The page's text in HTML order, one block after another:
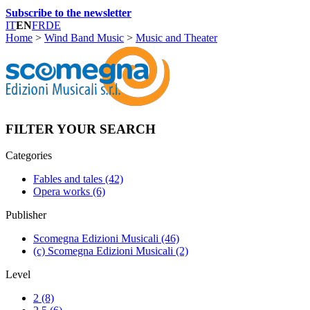
Subscribe to the newsletter
ITENFRDE
Home > Wind Band Music > Music and Theater
FILTER YOUR SEARCH
Categories
Fables and tales (42)
Opera works (6)
Publisher
Scomegna Edizioni Musicali (46)
(c) Scomegna Edizioni Musicali (2)
Level
2 (8)